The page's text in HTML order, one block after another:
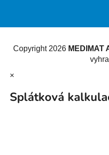
Copyright 2026 MEDIMAT
×
Splátková